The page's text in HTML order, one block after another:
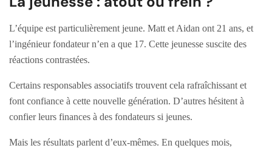
L’équipe est particulièrement jeune. Matt et Aidan ont 21 ans, et
l’ingénieur fondateur n’en a que 17. Cette jeunesse suscite des
réactions contrastées.
Certains responsables associatifs trouvent cela rafraîchissant et
font confiance à cette nouvelle génération. D’autres hésitent à
confier leurs finances à des fondateurs si jeunes.
Mais les résultats parlent d’eux-mêmes. En quelques mois,